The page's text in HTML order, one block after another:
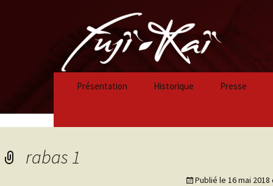
Présentation Historique Presse
rabas 1
Publié le 16 mai 2018